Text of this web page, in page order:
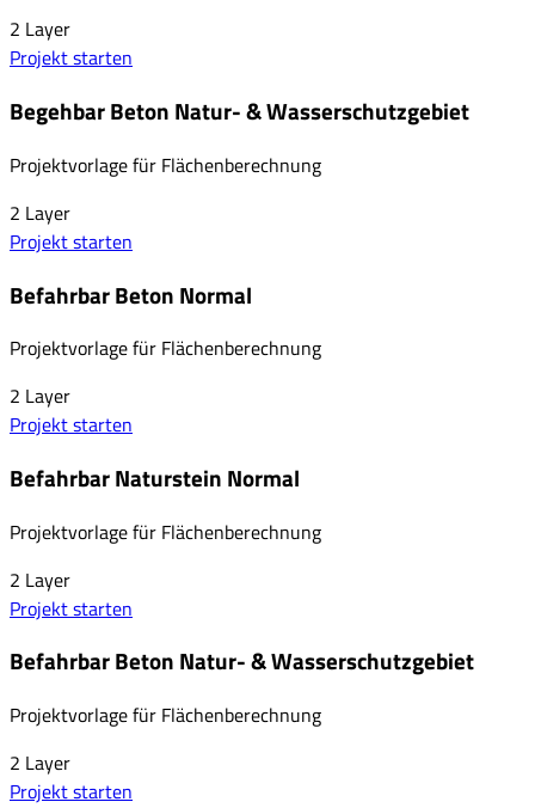
2 Layer
Projekt starten
Begehbar Beton Natur- & Wasserschutzgebiet
Projektvorlage für Flächenberechnung
2 Layer
Projekt starten
Befahrbar Beton Normal
Projektvorlage für Flächenberechnung
2 Layer
Projekt starten
Befahrbar Naturstein Normal
Projektvorlage für Flächenberechnung
2 Layer
Projekt starten
Befahrbar Beton Natur- & Wasserschutzgebiet
Projektvorlage für Flächenberechnung
2 Layer
Projekt starten